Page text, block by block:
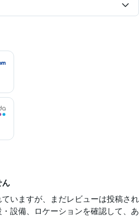
ん
いますが、まだレビューは投稿され
設備、ロケーションを確認して、あ